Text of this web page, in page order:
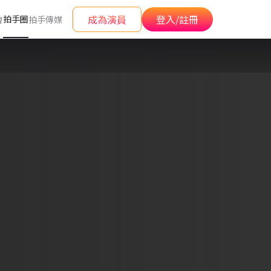
拍手圈拍手傳媒 成為演員 登入/註冊